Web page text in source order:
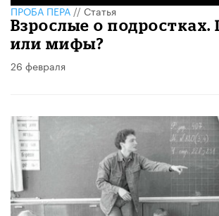
ПРОБА ПЕРА//Статья
Взрослые о подростках.
или мифы?
26 февраля